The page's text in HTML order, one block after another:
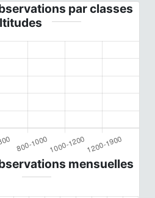
par classes
mensuelles